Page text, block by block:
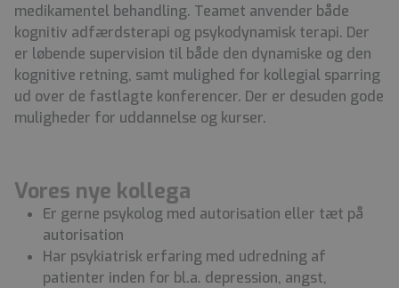
medikamentel behandling. Teamet anvender både
kognitiv adfærdsterapi og psykodynamisk terapi. Der
er løbende supervision til både den dynamiske og den
kognitive retning, samt mulighed for kollegial sparring
ud over de fastlagte konferencer. Der er desuden gode
muligheder for uddannelse og kurser.
Vores nye kollega
Er gerne psykolog med autorisation eller tæt på
autorisation
Har psykiatrisk erfaring med udredning af
patienter inden for bl.a. depression, angst,